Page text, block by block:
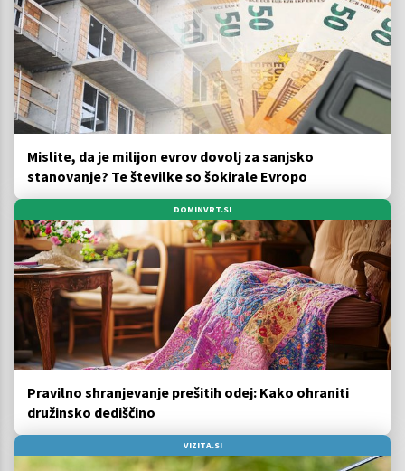
Mislite, da je milijon evrov dovolj za sanjsko
stanovanje? Te številke so šokirale Evropo
DOMINVRT.SI
Pravilno shranjevanje prešitih odej: Kako ohraniti
družinsko dediščino
VIZITA.SI